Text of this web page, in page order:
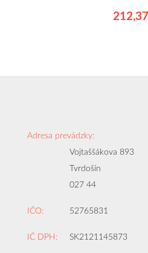
Adresa prevádzky:
Vojtaššákova 893
Tvrdošín
027 44
IČO: 52765831
IČ DPH: SK2121145873